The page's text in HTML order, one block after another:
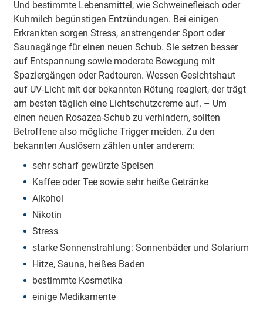
Und bestimmte Lebensmittel, wie Schweinefleisch oder
Kuhmilch begünstigen Entzündungen. Bei einigen
Erkrankten sorgen Stress, anstrengender Sport oder
Saunagänge für einen neuen Schub. Sie setzen besser
auf Entspannung sowie moderate Bewegung mit
Spaziergängen oder Radtouren. Wessen Gesichtshaut
auf UV-Licht mit der bekannten Rötung reagiert, der trägt
am besten täglich eine Lichtschutzcreme auf. – Um
einen neuen Rosazea-Schub zu verhindern, sollten
Betroffene also mögliche Trigger meiden. Zu den
bekannten Auslösern zählen unter anderem:
sehr scharf gewürzte Speisen
Kaffee oder Tee sowie sehr heiße Getränke
Alkohol
Nikotin
Stress
starke Sonnenstrahlung: Sonnenbäder und Solarium
Hitze, Sauna, heißes Baden
bestimmte Kosmetika
einige Medikamente